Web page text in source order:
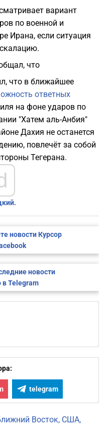
вариант
по военной и
Ирана, если ситуация
что
что в ближайшее
ответных
на фоне ударов по
"Хатем аль-Анбия"
Дахия не останется
повлечёт за собой
Тегерана.
новости Курсор
новости
в Telegram
telegram
Восток США